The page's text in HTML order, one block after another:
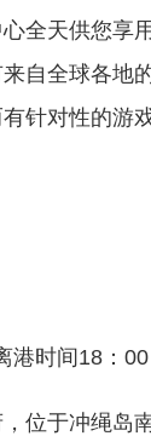
全天供您享
自全球各地
针对性的游
时间18：00
位于冲绳岛